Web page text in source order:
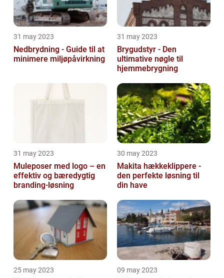
31 may 2023
Nedbrydning - Guide til at
minimere miljøpåvirkning
31 may 2023
Brygudstyr - Den
ultimative nøgle til
hjemmebrygning
31 may 2023
Muleposer med logo – en
effektiv og bæredygtig
branding-løsning
30 may 2023
Makita hækkeklippere -
den perfekte løsning til
din have
25 may 2023 09 may 2023